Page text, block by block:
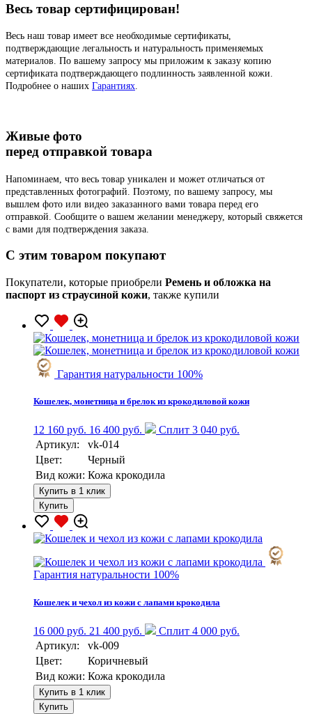
Весь товар сертифицирован!
Весь наш товар имеет все необходимые сертификаты,
подтверждающие легальность и натуральность применяемых
материалов. По вашему запросу мы приложим к заказу копию
сертификата подтверждающего подлинность заявленной кожи.
Подробнее о наших Гарантиях.
Живые фото
перед отправкой товара
Напоминаем, что весь товар уникален и может отличаться от
представленных фотографий. Поэтому, по вашему запросу, мы
вышлем фото или видео заказанного вами товара перед его
отправкой. Сообщите о вашем желании менеджеру, который свяжется
с вами для подтверждения заказа.
C этим товаром покупают
Покупатели, которые приобрели Ремень и обложка на
паспорт из страусиной кожи, также купили
Гарантия натуральности 100%
Кошелек, монетница и брелок из крокодиловой кожи
12 160 руб. 16 400 руб.
Сплит 3 040 руб.
Артикул:
vk-014
Цвет:
Черный
Вид кожи: Кожа крокодила
Купить в 1 клик
Купить
Гарантия натуральности 100%
Кошелек и чехол из кожи с лапами крокодила
16 000 руб. 21 400 руб.
Сплит 4 000 руб.
Артикул:
vk-009
Цвет:
Коричневый
Вид кожи: Кожа крокодила
Купить в 1 клик
Купить